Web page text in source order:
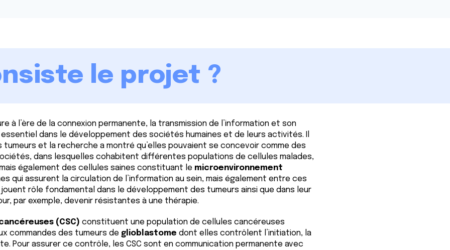
le projet ?
à l’ère de la connexion permanente, la transmission de l’information et son
dans le développement des sociétés humaines et de leurs activités. Il
tumeurs et la recherche a montré qu’elles pouvaient se concevoir comme des
dans lesquelles cohabitent différentes populations de cellules malades,
également des cellules saines constituant le microenvironnement
qui assurent la circulation de l’information au sein, mais également entre ces
rôle fondamental dans le développement des tumeurs ainsi que dans leur
par exemple, devenir résistantes à une thérapie.
(CSC) constituent une population de cellules cancéreuses
commandes des tumeurs de glioblastome dont elles contrôlent l’initiation, la
Pour assurer ce contrôle, les CSC sont en communication permanente avec